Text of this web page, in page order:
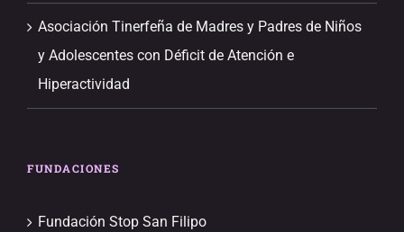
Asociación Tinerfeña de Madres y Padres de Niños
y Adolescentes con Déficit de Atención e
Hiperactividad
FUNDACIONES
Fundación Stop San Filipo